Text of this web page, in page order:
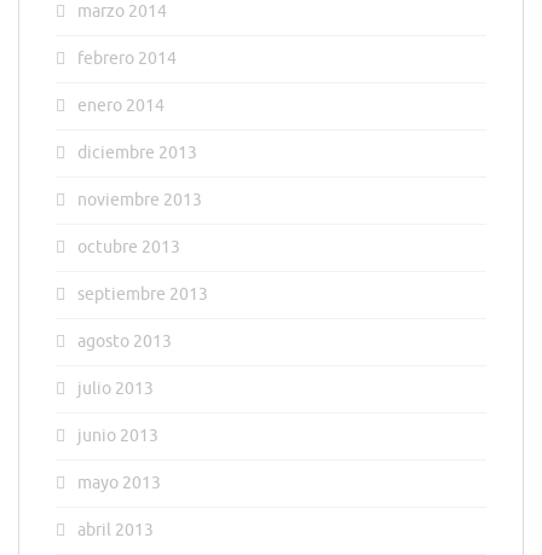
marzo 2014
febrero 2014
enero 2014
diciembre 2013
noviembre 2013
octubre 2013
septiembre 2013
agosto 2013
julio 2013
junio 2013
mayo 2013
abril 2013